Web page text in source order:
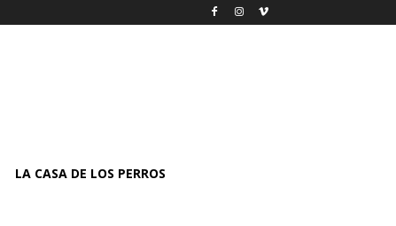
LA CASA DE LOS PERROS